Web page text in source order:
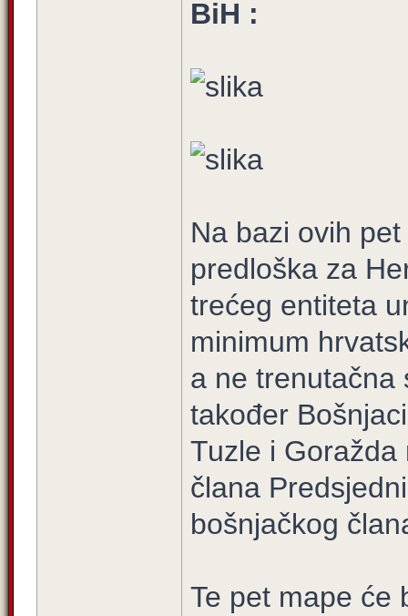
BiH :
Na bazi ovih
predloška za
trećeg entiteta
minimum
a ne trenutačna
također
Tuzle i
člana
bošnjačkog
Te pet mape će